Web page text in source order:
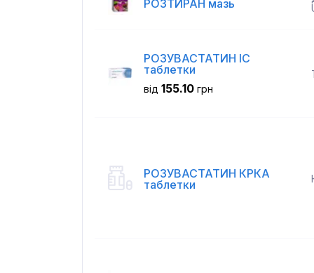
РОЗТИРАН мазь
РОЗУВАСТАТИН ІС
таблетки
від 155.10 грн
РОЗУВАСТАТИН КРКА
таблетки